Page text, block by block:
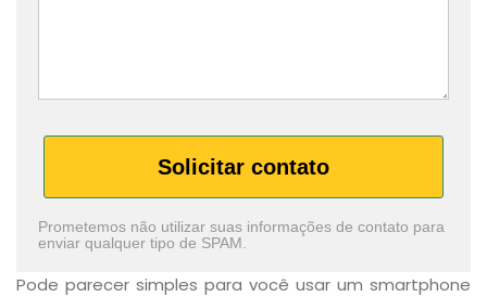
Solicitar contato
Prometemos não utilizar suas informações de contato para
enviar qualquer tipo de SPAM.
Pode parecer simples para você usar um smartphone